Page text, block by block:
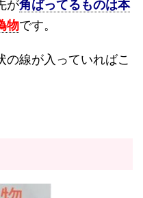
が角ばってるものは本
物です。
線が入っていればこ